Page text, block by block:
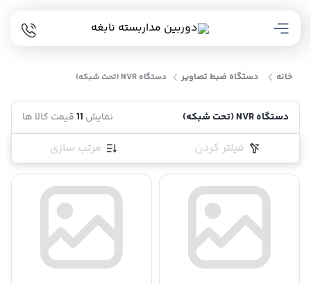
خانه دستگاه ضبط تصاویر دستگاه NVR (تحت شبکه)
دستگاه NVR (تحت شبکه) نمایش 11قیمت کالا ها
فیلتر کردن مرتب سازی